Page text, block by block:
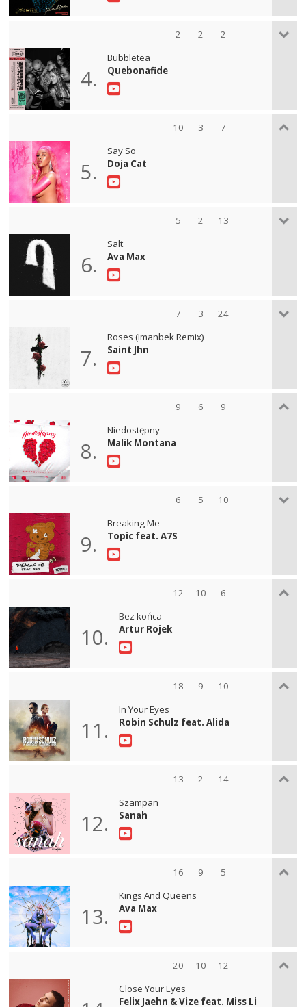
2 2 2
4.
Bubbletea
Quebonafide
10 3 7
5.
Say So
Doja Cat
5 2 13
6.
Salt
Ava Max
7 3 24
7.
Roses (Imanbek Remix)
Saint Jhn
9 6 9
8.
Niedostępny
Malik Montana
6 5 10
9.
Breaking Me
Topic feat. A7S
12 10 6
10.
Bez końca
Artur Rojek
18 9 10
11.
In Your Eyes
Robin Schulz feat. Alida
13 2 14
12.
Szampan
Sanah
16 9 5
13.
Kings And Queens
Ava Max
20 10 12
Close Your Eyes
Felix Jaehn & Vize feat. Miss Li